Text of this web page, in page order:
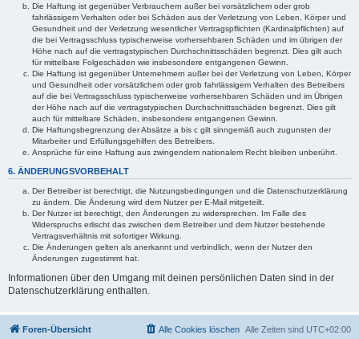
Die Haftung ist gegenüber Verbrauchern außer bei vorsätzlichem oder grob
fahrlässigem Verhalten oder bei Schäden aus der Verletzung von Leben, Körper und
Gesundheit und der Verletzung wesentlicher Vertragspflichten (Kardinalpflichten) auf
die bei Vertragsschluss typischerweise vorhersehbaren Schäden und im übrigen der
Höhe nach auf die vertragstypischen Durchschnittsschäden begrenzt. Dies gilt auch
für mittelbare Folgeschäden wie insbesondere entgangenen Gewinn.
Die Haftung ist gegenüber Unternehmern außer bei der Verletzung von Leben, Körper
und Gesundheit oder vorsätzlichem oder grob fahrlässigem Verhalten des Betreibers
auf die bei Vertragsschluss typischerweise vorhersehbaren Schäden und im Übrigen
der Höhe nach auf die vertragstypischen Durchschnittsschäden begrenzt. Dies gilt
auch für mittelbare Schäden, insbesondere entgangenen Gewinn.
Die Haftungsbegrenzung der Absätze a bis c gilt sinngemäß auch zugunsten der
Mitarbeiter und Erfüllungsgehilfen des Betreibers.
Ansprüche für eine Haftung aus zwingendem nationalem Recht bleiben unberührt.
6. ÄNDERUNGSVORBEHALT
Der Betreiber ist berechtigt, die Nutzungsbedingungen und die Datenschutzerklärung
zu ändern. Die Änderung wird dem Nutzer per E-Mail mitgeteilt.
Der Nutzer ist berechtigt, den Änderungen zu widersprechen. Im Falle des
Widerspruchs erlischt das zwischen dem Betreiber und dem Nutzer bestehende
Vertragsverhältnis mit sofortiger Wirkung.
Die Änderungen gelten als anerkannt und verbindlich, wenn der Nutzer den
Änderungen zugestimmt hat.
Informationen über den Umgang mit deinen persönlichen Daten sind in der
Datenschutzerklärung enthalten.
Foren-Übersicht Alle Zeiten sind UTC+02:00
Alle Cookies löschen